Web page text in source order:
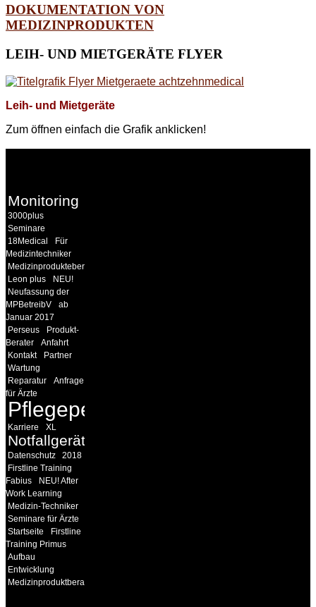
DOKUMENTATION VON
MEDIZINPRODUKTEN
LEIH- UND MIETGERÄTE FLYER
Leih- und Mietgeräte
Zum öffnen einfach die Grafik anklicken!
Monitoring
3000plus
Seminare
18Medical
Für
Medizintechniker
Medizinprodukteberater
Leon plus
NEU!
Neufassung der
MPBetreibV
ab
Januar 2017
Perseus
Produkt-
Berater
Anfahrt
Kontakt
Partner
Wartung
Reparatur
Anfrage
für Ärzte
Pflegepersonal
Karriere XL
Notfallgeräte
Datenschutz
2018
Firstline Training
Fabius
NEU! After
Work Learning
Medizin-Techniker
Seminare für Ärzte
Startseite
Firstline
Training Primus
Aufbau
Entwicklung
Medizinproduktberater